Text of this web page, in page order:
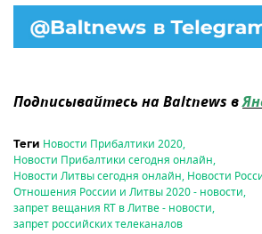
Подписывайтесь на Baltnews в
Теги Новости Прибалтики 2020,
Новости Прибалтики сегодня онлайн,
Новости Литвы сегодня онлайн, Новости
Отношения России и Литвы 2020 - новости,
запрет вещания RT в Литве - новости,
запрет российских телеканалов